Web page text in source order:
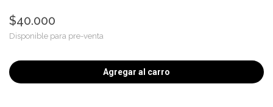
$40.000
Disponible para pre-venta
Agregar al carro